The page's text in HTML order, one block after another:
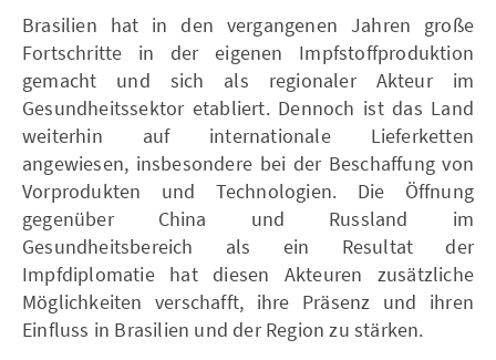
Brasilien hat in den vergangenen Jahren große
Fortschritte in der eigenen Impfstoffproduktion
gemacht und sich als regionaler Akteur im
Gesundheitssektor etabliert. Dennoch ist das Land
weiterhin auf internationale Lieferketten
angewiesen, insbesondere bei der Beschaffung von
Vorprodukten und Technologien. Die Öffnung
gegenüber China und Russland im
Gesundheitsbereich als ein Resultat der
Impfdiplomatie hat diesen Akteuren zusätzliche
Möglichkeiten verschafft, ihre Präsenz und ihren
Einfluss in Brasilien und der Region zu stärken.